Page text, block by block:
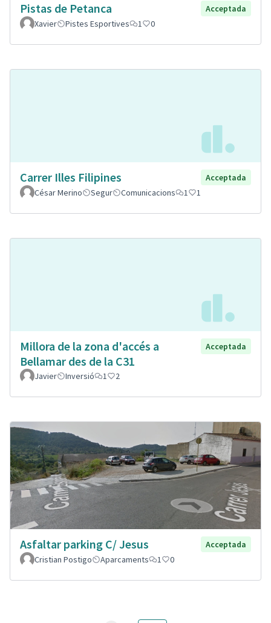
Pistas de Petanca
Acceptada
Xavier
Pistes Esportives 1 0
Carrer Illes Filipines
Acceptada
César Merino
Segur Comunicacions 1 1
Millora de la zona d'accés a
Bellamar des de la C31
Acceptada
Javier Inversió 1 2
Asfaltar parking C/ Jesus
Acceptada
Cristian Postigo
Aparcaments 1 0